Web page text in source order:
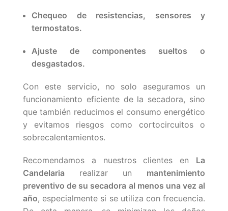
Chequeo de resistencias, sensores y
termostatos.
Ajuste de componentes sueltos o
desgastados.
Con este servicio, no solo aseguramos un
funcionamiento eficiente de la secadora, sino
que también reducimos el consumo energético
y evitamos riesgos como cortocircuitos o
sobrecalentamientos.
Recomendamos a nuestros clientes en La
Candelaria realizar un mantenimiento
preventivo de su secadora al menos una vez al
año, especialmente si se utiliza con frecuencia.